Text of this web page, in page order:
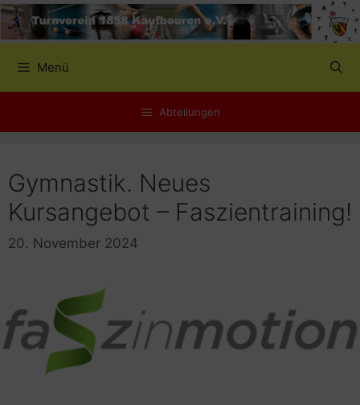
Zum
Inhalt
Menü
Abteilungen
Gymnastik. Neues
Kursangebot – Faszientraining!
20. November 2024